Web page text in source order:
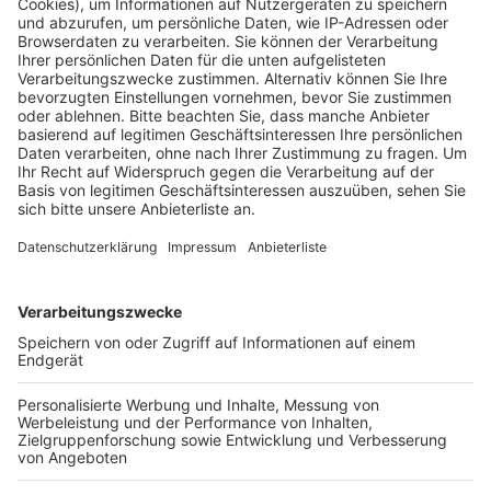
©picture alliance/dpa | Christophe Gateau
CDU-Bundesvorsitzender und
Unionsfraktionsvorsitzender Friedrich Merz
Anzeige
Friedrich Merz will die Vertrauensfrage
Anzeige
Das ginge nur mit einem konstruktiven
Misstrauensvotum. Das bedeutet: CDU-Chef Friedrich
Merz könnte sich hinstellen und dem Bundestag
vorschlagen, ihn zum Kanzler zu ernennen. Das ginge